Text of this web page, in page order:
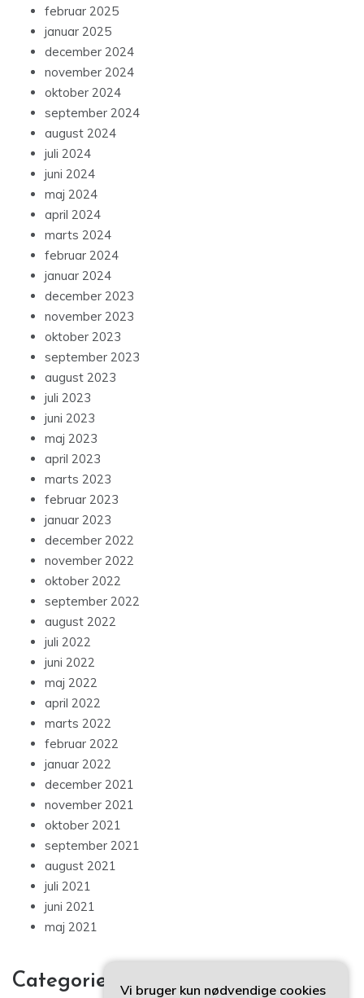
februar 2025
januar 2025
december 2024
november 2024
oktober 2024
september 2024
august 2024
juli 2024
juni 2024
maj 2024
april 2024
marts 2024
februar 2024
januar 2024
december 2023
november 2023
oktober 2023
september 2023
august 2023
juli 2023
juni 2023
maj 2023
april 2023
marts 2023
februar 2023
januar 2023
december 2022
november 2022
oktober 2022
september 2022
august 2022
juli 2022
juni 2022
maj 2022
april 2022
marts 2022
februar 2022
januar 2022
december 2021
november 2021
oktober 2021
september 2021
august 2021
juli 2021
juni 2021
maj 2021
Categories Vi bruger kun nødvendige cookies